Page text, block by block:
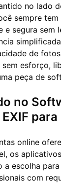
no lado
sempre tem
e segura sem
de
esforço,
peça de
no
online
os
a escolha
com